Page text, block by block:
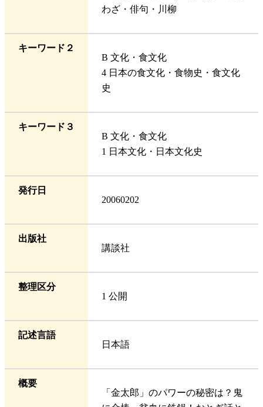
わざ・俳句・川柳
キーワード２
B 文化・食文化
4 日本の食文化・食物史・食文化
史
キーワード３
B 文化・食文化
1 日本文化・日本文化史
発行日
20060202
出版社
講談社
整理区分
1 公開
記述言語
日本語
概要
「金太郎」のパワーの秘密は？鬼